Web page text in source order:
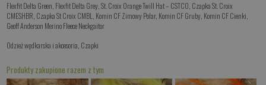
Flexfit Delta Green Flexfit Delta Grey ,St. Croix Orange Twill Hat – CSTCO Czapka St. Croix
CMESHBR Czapka St Croix CMBL Komin CF Zimowy Polar, Komin CF Gruby Komin CF Cienki
Geoff Anderson Merino Fleece Neckgaitor
Odzież wędkarska i akcesoria Czapki
Produkty zakupione razem z tym